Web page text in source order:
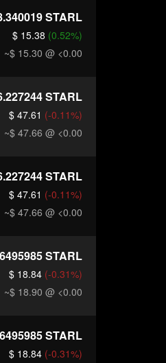
STARL
$ 15.38 (0.52%)
~$ 15.30 @ <0.00
STARL
$ 47.61 (-0.11%)
~$ 47.66 @ <0.00
STARL
$ 47.61 (-0.11%)
~$ 47.66 @ <0.00
STARL
$ 18.84 (-0.31%)
~$ 18.90 @ <0.00
STARL
$ 18.84 (-0.31%)